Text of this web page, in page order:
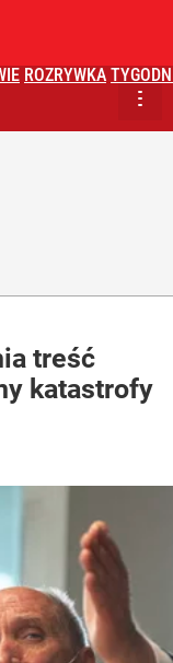
ROZRYWKA
treść
katastrofy